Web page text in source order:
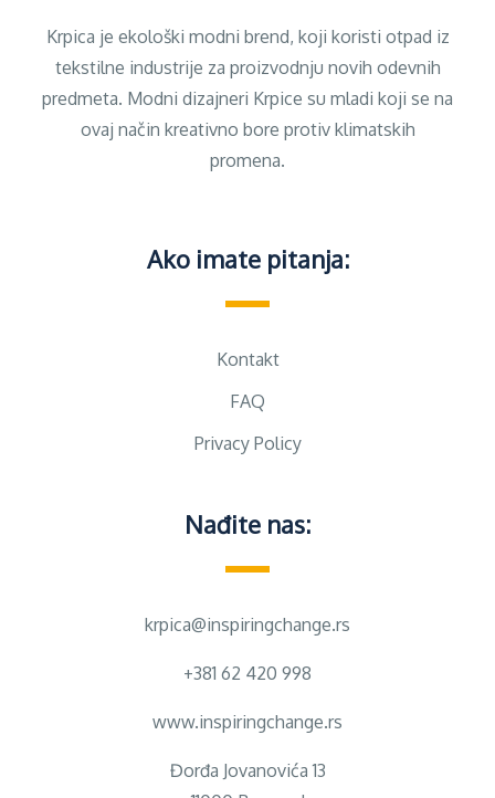
Krpica je ekološki modni brend, koji koristi otpad iz
tekstilne industrije za proizvodnju novih odevnih
predmeta. Modni dizajneri Krpice su mladi koji se na
ovaj način kreativno bore protiv klimatskih
promena.
Ako imate pitanja:
Kontakt
FAQ
Privacy Policy
Nađite nas:
krpica@inspiringchange.rs
+381 62 420 998
www.inspiringchange.rs
Đorđa Jovanovića 13